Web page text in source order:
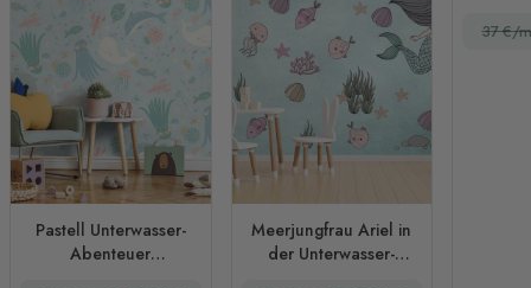
Pastell Unterwasser-
Abenteuer
Meerjungfrau Ariel in
der Unterwasser-
37 €/